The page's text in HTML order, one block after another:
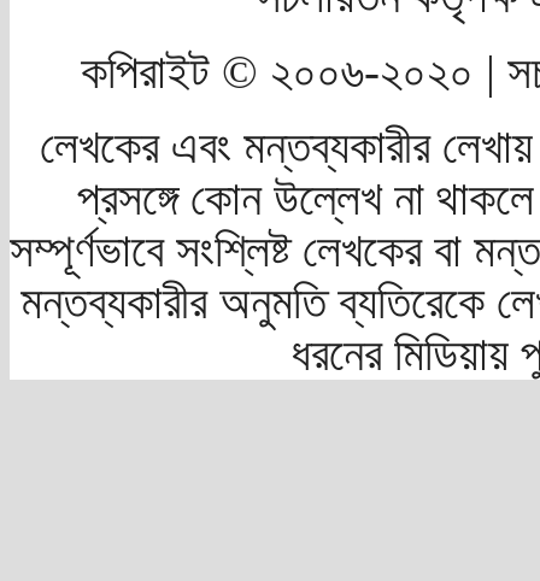
কপিরাইট © ২০০৬-২০২০ |
লেখকের এবং মন্তব্যকারীর
প্রসঙ্গে কোন উল্লেখ না
সম্পূর্ণভাবে সংশ্লিষ্ট লেখকের বা
মন্তব্যকারীর অনুমতি ব্যতিরেকে
ধরনের মিডিয়ায়